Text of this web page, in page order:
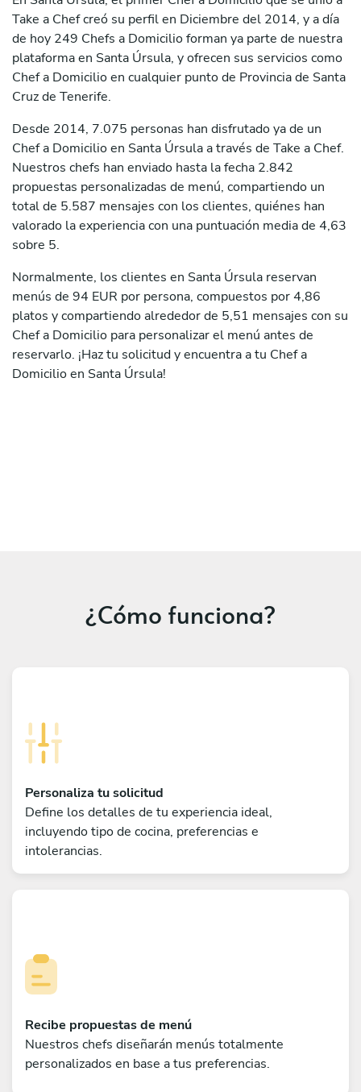
Take a Chef creó su perfil en Diciembre del 2014, y a día
de hoy 249 Chefs a Domicilio forman ya parte de nuestra
plataforma en Santa Úrsula, y ofrecen sus servicios como
Chef a Domicilio en cualquier punto de Provincia de Santa
Cruz de Tenerife.
Desde 2014, 7.075 personas han disfrutado ya de un
Chef a Domicilio en Santa Úrsula a través de Take a Chef.
Nuestros chefs han enviado hasta la fecha 2.842
propuestas personalizadas de menú, compartiendo un
total de 5.587 mensajes con los clientes, quiénes han
valorado la experiencia con una puntuación media de 4,63
sobre 5.
Normalmente, los clientes en Santa Úrsula reservan
menús de 94 EUR por persona, compuestos por 4,86
platos y compartiendo alrededor de 5,51 mensajes con su
Chef a Domicilio para personalizar el menú antes de
reservarlo. ¡Haz tu solicitud y encuentra a tu Chef a
Domicilio en Santa Úrsula!
¿Cómo funciona?
Personaliza tu solicitud
Define los detalles de tu experiencia ideal,
incluyendo tipo de cocina, preferencias e
intolerancias.
Recibe propuestas de menú
Nuestros chefs diseñarán menús totalmente
personalizados en base a tus preferencias.